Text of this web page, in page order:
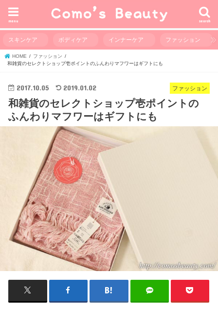
search
menu
スキンケア ボディケア インナーケア ファッション
HOME
ファッション
和雑貨のセレクトショップ壱ポイントのふんわりマフワーはギフトにも
ファッション
2017.10.05 2019.01.02
和雑貨のセレクトショップ壱ポイントの
ふんわりマフワーはギフトにも